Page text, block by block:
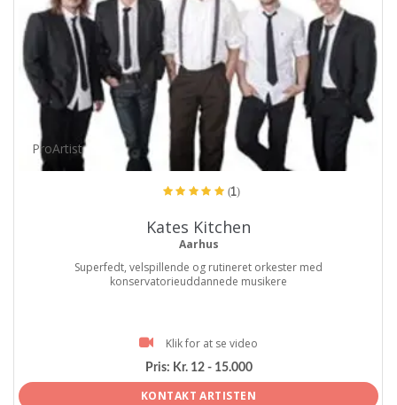
ProArtist
(1)
Kates Kitchen
Aarhus
Superfedt, velspillende og rutineret orkester med
konservatorieuddannede musikere
Klik for at se video
Pris: Kr. 12 - 15.000
KONTAKT ARTISTEN